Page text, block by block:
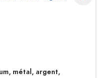
métal, argent,